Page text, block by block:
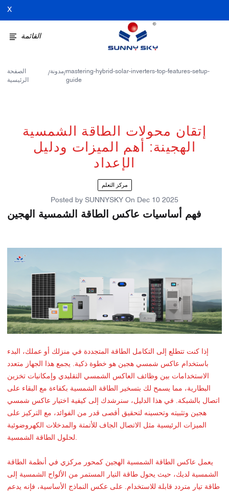
X
القائمة
الصفحة
الرئيسية
/مدونة/mastering-hybrid-solar-inverters-top-features-setup-
guide
إتقان محولات الطاقة الشمسية
الهجينة: أهم الميزات ودليل
الإعداد
مركز التعلم
Posted by SUNNYSKY On Dec 10 2025
فهم أساسيات عاكس الطاقة الشمسية الهجين
إذا كنت تتطلع إلى التكامل الطاقة المتجددة في منزلك أو عملك، البدء
باستخدام عاكس شمسي هجين هو خطوة ذكية. يجمع هذا الجهاز متعدد
الاستخدامات بين وظائف العاكس الشمسي التقليدي وإمكانيات تخزين
البطارية، مما يسمح لك بتسخير الطاقة الشمسية بكفاءة مع البقاء على
اتصال بالشبكة. في هذا الدليل، سنرشدك إلى كيفية اختيار عاكس شمسي
هجين وتثبيته وتحسينه لتحقيق أقصى قدر من الفوائد، مع التركيز على
الميزات الرئيسية مثل الاتصال الجاف للأتمتة والمدخلات الكهروضوئية
لحلول الطاقة الشمسية.
يعمل عاكس الطاقة الشمسية الهجين كمحور مركزي في أنظمة الطاقة
الشمسية لديك، حيث يحول طاقة التيار المستمر من الألواح الشمسية إلى
طاقة تيار متردد قابلة للاستخدام. على عكس النماذج الأساسية، فإنه يدعم